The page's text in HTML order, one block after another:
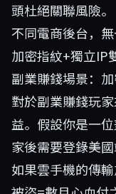
頭杜絕關聯風險
不同電商後台，
加密指紋+獨立IP
副業賺錢場景：
對於副業賺錢玩
益。假設你是一
家後需要登錄美
如果雲手機的傳